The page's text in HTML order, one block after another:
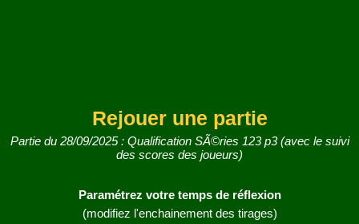
Rejouer une partie
Partie du 28/09/2025 : Qualification SÃ©ries 123 p3 (avec le suivi
des scores des joueurs)
Paramétrez votre temps de réflexion
(modifiez l'enchainement des tirages)